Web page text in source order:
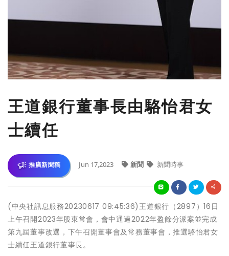
王道銀行董事長由駱怡君女
士續任
推廣新聞稿 Jun 17,2023 新聞 新聞時事
(中央社訊息服務20230617 09:45:36)王道銀行（2897）16日
上午召開2023年股東常會，會中通過2022年盈餘分派案並完成
第九屆董事改選，下午召開董事會及常務董事會，推選駱怡君女
士續任王道銀行董事長。